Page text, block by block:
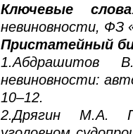
Ключевые слова
невиновности, ФЗ
Пристатейный
1.Абдрашитов
невиновности:
10–12.
2.Дрягин М.А.